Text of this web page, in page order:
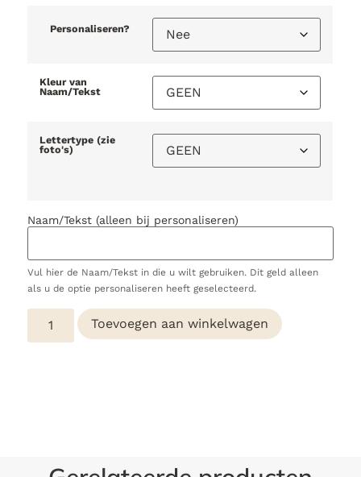
Personaliseren?
Kleur van
Naam/Tekst
Lettertype (zie
foto's)
Naam/Tekst (alleen bij personaliseren)
Vul hier de Naam/Tekst in die u wilt gebruiken. Dit geld alleen
als u de optie personaliseren heeft geselecteerd.
Toevoegen aan winkelwagen